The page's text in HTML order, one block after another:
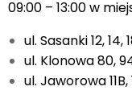
09:00 – 13:00 w
ul. Sasanki 12, 14,
ul. Klonowa 80,
ul. Jaworowa 11B,